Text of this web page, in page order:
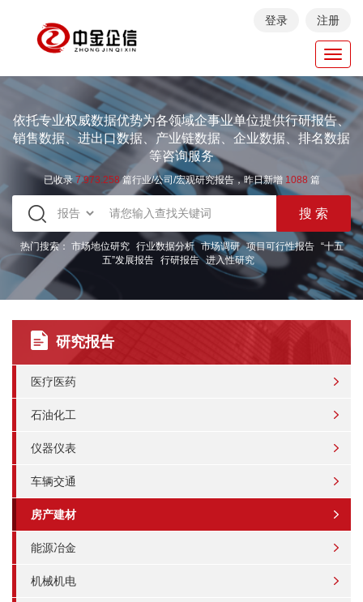
登录 注册
依托专业权威数据优势为各领域企事业单位提供行研报告、
销售数据、进出口数据、产业链数据、企业数据、排名数据
等咨询服务
已收录7.973.258篇行业/公司/宏观研究报告，昨日新增 1088 篇
热门搜索： 市场地位研究 行业数据分析 市场调研 项目可行性报告
“十五
五”发展报告 行研报告 进入性研究
研究报告
医疗医药
石油化工
仪器仪表
车辆交通
房产建材
能源冶金
机械机电